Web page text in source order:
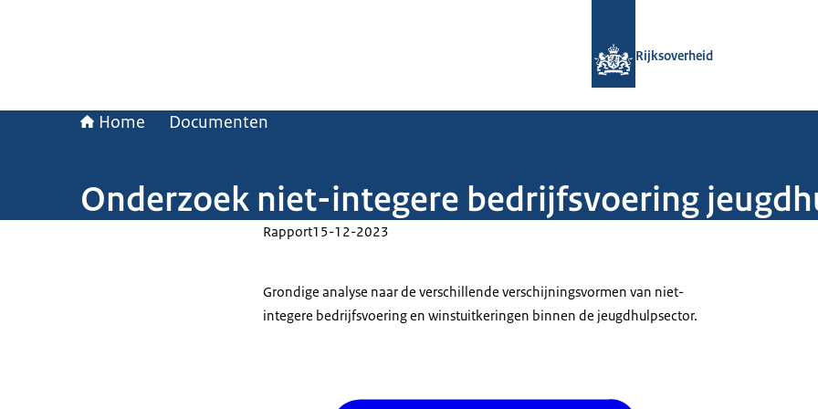
Rijksoverheid
Home Documenten
Onderzoek niet-integere bedrijfsvoering
Rapport15-12-2023
Grondige analyse naar de verschillende verschijningsvormen van niet-
integere bedrijfsvoering en winstuitkeringen binnen de jeugdhulpsector.